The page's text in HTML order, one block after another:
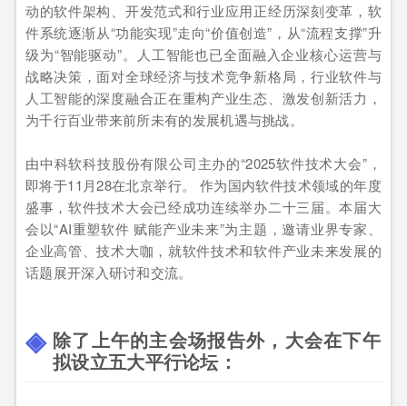
动的软件架构、开发范式和行业应用正经历深刻变革，软
件系统逐渐从“功能实现”走向“价值创造”，从“流程支撑”升
级为“智能驱动”。人工智能也已全面融入企业核心运营与
战略决策，面对全球经济与技术竞争新格局，行业软件与
人工智能的深度融合正在重构产业生态、激发创新活力，
为千行百业带来前所未有的发展机遇与挑战。
由中科软科技股份有限公司主办的“2025软件技术大会”，
即将于11月28在北京举行。 作为国内软件技术领域的年度
盛事，软件技术大会已经成功连续举办二十三届。本届大
会以“AI重塑软件 赋能产业未来”为主题，邀请业界专家、
企业高管、技术大咖，就软件技术和软件产业未来发展的
话题展开深入研讨和交流。
除了上午的主会场报告外，大会在下午
拟设立五大平行论坛：